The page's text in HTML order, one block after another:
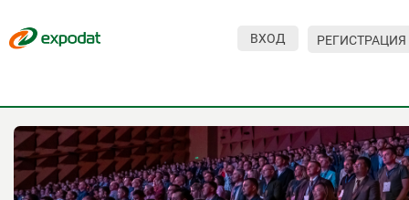
ВХОД РЕГИСТРАЦИЯ
О сервисе
Организациям